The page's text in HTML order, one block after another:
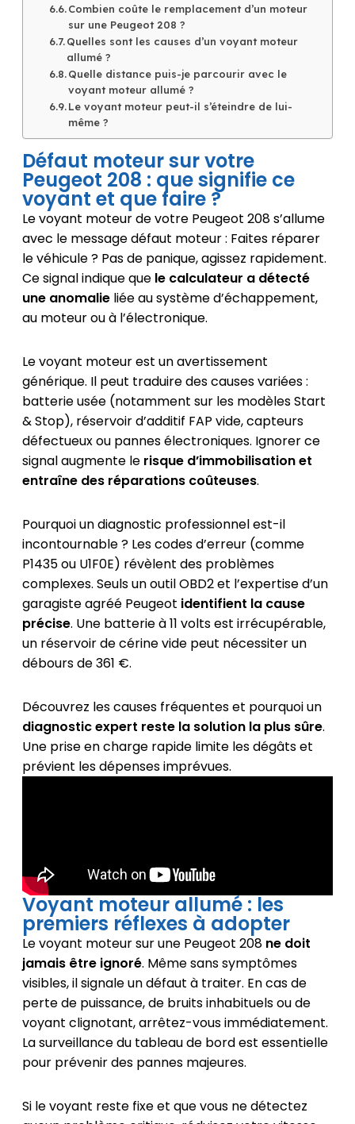
Combien coûte le remplacement d’un moteur
sur une Peugeot 208 ?
Quelles sont les causes d’un voyant moteur
allumé ?
Quelle distance puis-je parcourir avec le
voyant moteur allumé ?
Le voyant moteur peut-il s’éteindre de lui-
même ?
Défaut moteur sur votre
Peugeot 208 : que signifie ce
voyant et que faire ?
Le voyant moteur de votre Peugeot 208 s’allume
avec le message défaut moteur : Faites réparer
le véhicule ? Pas de panique, agissez rapidement.
Ce signal indique que le calculateur a détecté
une anomalieliée au système d’échappement,
au moteur ou à l’électronique.
Le voyant moteur est un avertissement
générique. Il peut traduire des causes variées :
batterie usée (notamment sur les modèles Start
& Stop), réservoir d’additif FAP vide, capteurs
défectueux ou pannes électroniques. Ignorer ce
signal augmente le risque d’immobilisation et
entraîne des réparations coûteuses.
Pourquoi un diagnostic professionnel est-il
incontournable ? Les codes d’erreur (comme
P1435 ou U1F0E) révèlent des problèmes
complexes. Seuls un outil OBD2 et l’expertise d’un
garagiste agréé Peugeot identifient la cause
précise. Une batterie à 11 volts est irrécupérable,
un réservoir de cérine vide peut nécessiter un
débours de 361 €.
Découvrez les causes fréquentes et pourquoi un
diagnostic expert reste la solution la plus sûre.
Une prise en charge rapide limite les dégâts et
prévient les dépenses imprévues.
Voyant moteur allumé : les
premiers réflexes à adopter
Le voyant moteur sur une Peugeot 208 ne doit
jamais être ignoré. Même sans symptômes
visibles, il signale un défaut à traiter. En cas de
perte de puissance, de bruits inhabituels ou de
voyant clignotant, arrêtez-vous immédiatement.
La surveillance du tableau de bord est essentielle
pour prévenir des pannes majeures.
Si le voyant reste fixe et que vous ne détectez